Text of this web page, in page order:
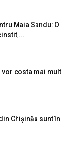
Maia Sandu: O
vor costa mai mult
Chișinău sunt în